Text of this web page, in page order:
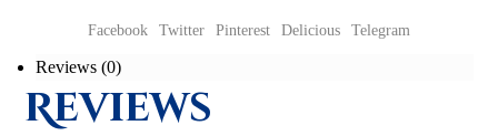
Facebook Twitter Pinterest Delicious Telegram
Reviews (0)
Reviews